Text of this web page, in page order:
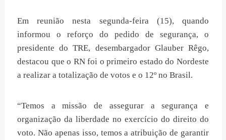
Em reunião nesta segunda-feira (15), quando
informou o reforço do pedido de segurança, o
presidente do TRE, desembargador Glauber Rêgo,
destacou que o RN foi o primeiro estado do Nordeste
a realizar a totalização de votos e o 12º no Brasil.
“Temos a missão de assegurar a segurança e
organização da liberdade no exercício do direito do
voto. Não apenas isso, temos a atribuição de garantir